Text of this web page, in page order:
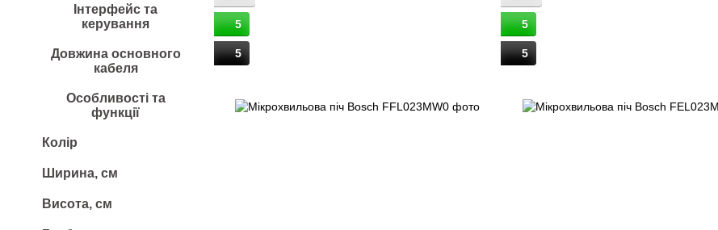
5
5
5
5
Інтерфейс та
керування
Довжина основного
кабеля
Особливості та
функції
Колір
Ширина, см
Висота, см